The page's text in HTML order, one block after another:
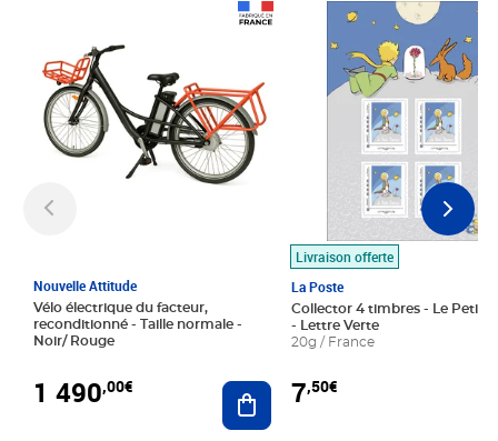
Nouvelle Attitude
Vélo électrique du facteur,
reconditionné - Taille normale -
Noir/ Rouge
1 490,00€ Ajouter au panier
Livraison offerte
La Poste
Collector 4 timbres - Le Petit
- Lettre Verte
20g / France
7,50€
Prix 7,50€